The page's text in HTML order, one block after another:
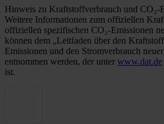
Hinweis zu Kraftstoffverbrauch und CO₂-
Weitere Informationen zum offiziellen
offiziellen spezifischen CO₂-Emissionen
können dem „Leitfaden über den
Emissionen und den Stromverbrauch
entnommen werden, der unter www.dat.de
ist.